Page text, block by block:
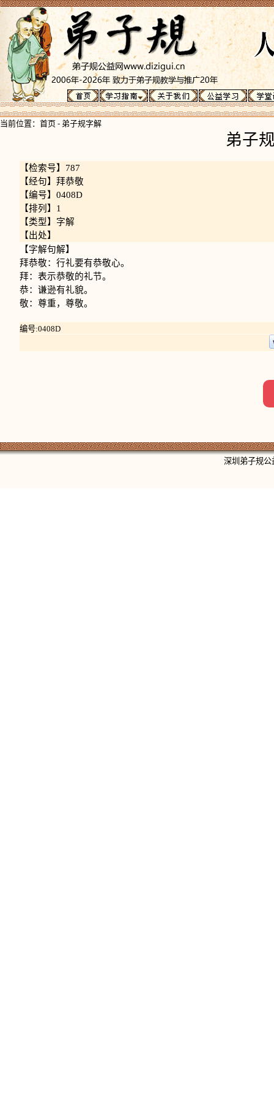
当前位置： 首页 - 弟子规字解
弟子
【检索号】787
【经句】拜恭敬
【编号】0408D
【排列】1
【类型】字解
【出处】
【字解句解】
拜恭敬：行礼要有恭敬心。
拜：表示恭敬的礼节。
恭：谦逊有礼貌。
敬：尊重，尊敬。
编号:0408D
深圳弟子规